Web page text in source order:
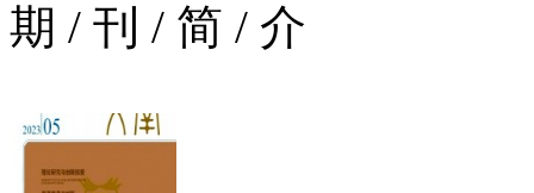
期 / 刊 / 简 / 介